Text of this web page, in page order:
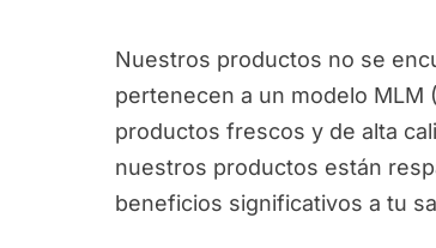
Nuestros productos no se
pertenecen a un modelo MLM
productos frescos y de alta
nuestros productos están
beneficios significativos a tu